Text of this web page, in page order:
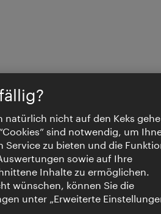
natürlich nicht auf den Keks
sind notwendig, um
Service zu bieten und die
sowie auf Ihre
Inhalte zu ermöglichen.
wünschen, können Sie die
unter „Erweiterte